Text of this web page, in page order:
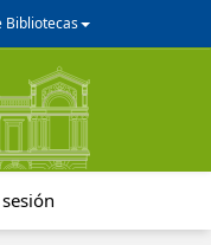
Bibliotecas